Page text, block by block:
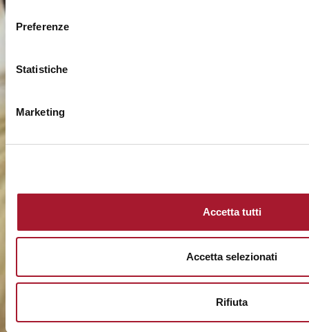
consenso
Preferenze
Statistiche
Marketing
Accetta tutti
Accetta selezionati
Rifiuta